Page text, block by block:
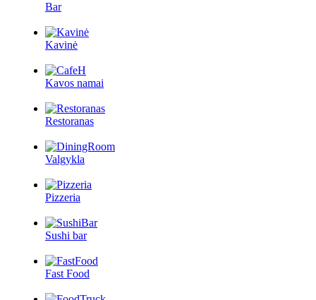
Bar
Kavinė
Kavos namai
Restoranas
Valgykla
Pizzeria
Sushi bar
Fast Food